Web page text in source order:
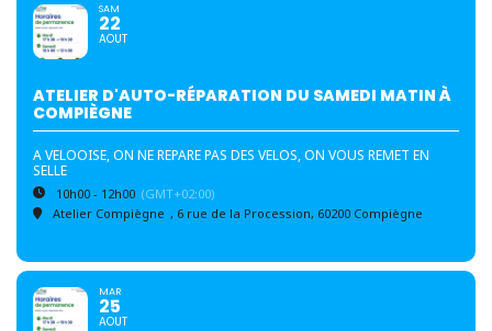
SAM
22
AOUT
ATELIER D'AUTO-RÉPARATION DU SAMEDI MATIN À
COMPIÈGNE
A VELOOISE, ON NE REPARE PAS DES VELOS, ON VOUS REMET EN
SELLE
10h00 - 12h00 (GMT+02:00)
Atelier Compiègne , 6 rue de la Procession, 60200 Compiègne
MAR
25
AOUT